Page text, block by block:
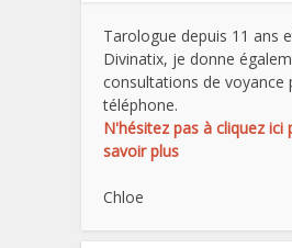
Tarologue depuis 11 ans
Divinatix, je donne
consultations de voyance
téléphone.
N'hésitez pas à cliquez ici
savoir plus
Chloe